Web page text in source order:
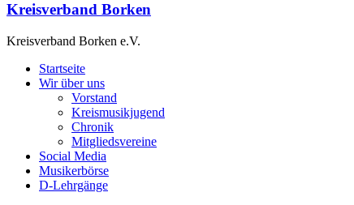
Kreisverband Borken
Kreisverband Borken e.V.
Startseite
Wir über uns
Vorstand
Kreismusikjugend
Chronik
Mitgliedsvereine
Social Media
Musikerbörse
D-Lehrgänge